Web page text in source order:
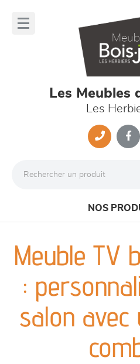
Les Meubles
Les
NOS
canapés et fauteuils
séjours
Meuble TV
:
salon avec